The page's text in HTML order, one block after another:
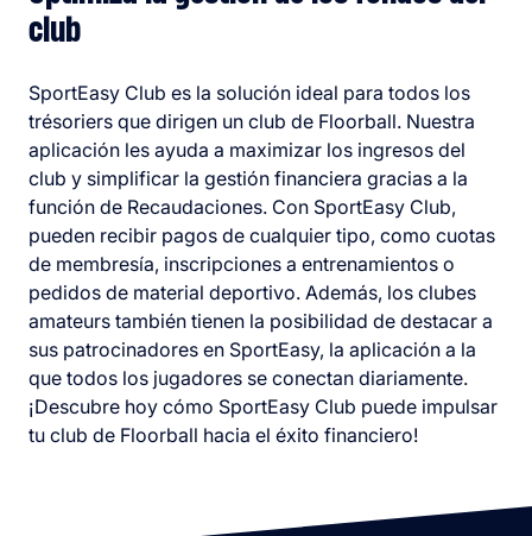
club
SportEasy Club es la solución ideal para todos los
trésoriers que dirigen un club de Floorball. Nuestra
aplicación les ayuda a maximizar los ingresos del
club y simplificar la gestión financiera gracias a la
función de Recaudaciones. Con SportEasy Club,
pueden recibir pagos de cualquier tipo, como cuotas
de membresía, inscripciones a entrenamientos o
pedidos de material deportivo. Además, los clubes
amateurs también tienen la posibilidad de destacar a
sus patrocinadores en SportEasy, la aplicación a la
que todos los jugadores se conectan diariamente.
¡Descubre hoy cómo SportEasy Club puede impulsar
tu club de Floorball hacia el éxito financiero!